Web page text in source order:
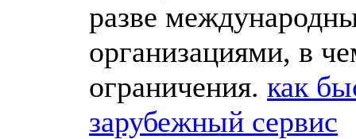
разве
организациями, в
ограничения. как
зарубежный сервис